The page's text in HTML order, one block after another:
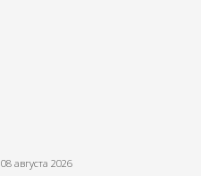
08 августа 2026